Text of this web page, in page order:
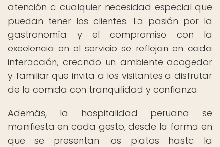
atención a cualquier necesidad especial que
puedan tener los clientes. La pasión por la
gastronomía y el compromiso con la
excelencia en el servicio se reflejan en cada
interacción, creando un ambiente acogedor
y familiar que invita a los visitantes a disfrutar
de la comida con tranquilidad y confianza.
Además, la hospitalidad peruana se
manifiesta en cada gesto, desde la forma en
que se presentan los platos hasta la